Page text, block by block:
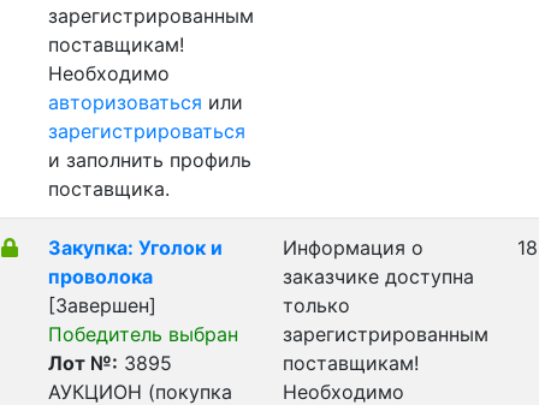
зарегистрированным
поставщикам!
Необходимо
авторизоваться или
зарегистрироваться
и заполнить профиль
поставщика.
Закупка: Уголок и
проволока
[Завершен]
Победитель выбран
Лот №: 3895
АУКЦИОН (покупка
Информация о
заказчике доступна
только
зарегистрированным
поставщикам!
Необходимо